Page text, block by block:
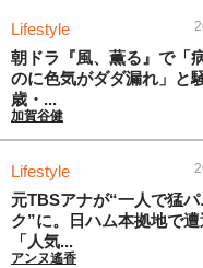
Lifestyle
朝ドラ『風、薫る』で「
のに色気がダダ漏れ」と
歳・...
加賀谷健
Lifestyle
元TBSアナが“一人で猛パ
ク”に。日ハム本拠地で遭
「人気...
アンヌ遙香